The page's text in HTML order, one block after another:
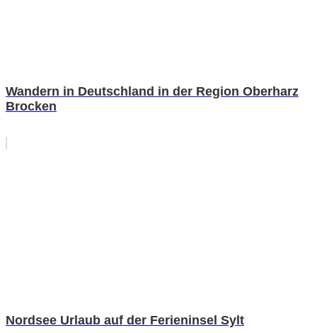
Wandern in Deutschland in der Region Oberharz
Brocken
Nordsee Urlaub auf der Ferieninsel Sylt